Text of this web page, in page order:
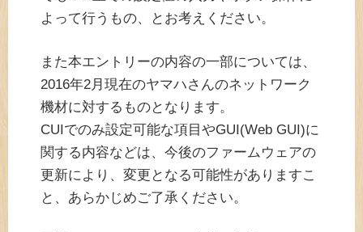
よって行うもの、とお考えください。
また本エントリーの内容の一部については、
2016年2月現在のヤマハさんのネットワーク
機材に対するものとなります。
CUIでのみ設定可能な項目やGUI(Web GUI)に
関する内容などは、今後のファームウェアの
更新により、変更となる可能性がありますこ
と、あらかじめご了承ください。